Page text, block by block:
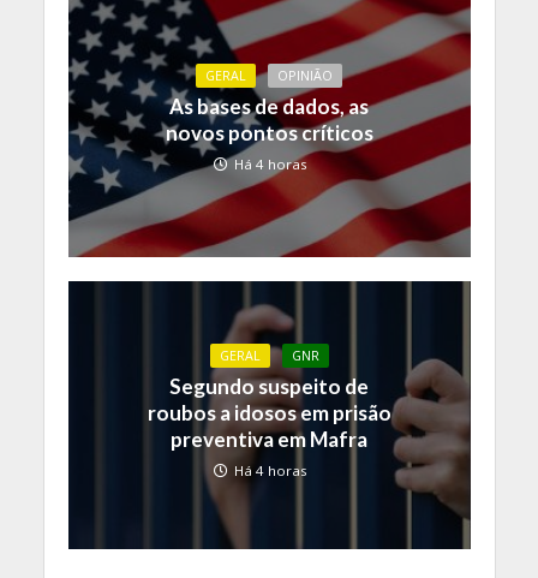
GERAL OPINIÃO
As bases de dados, as
novos pontos críticos
Há 4 horas
GERAL GNR
Segundo suspeito de
roubos a idosos em prisão
preventiva em Mafra
Há 4 horas